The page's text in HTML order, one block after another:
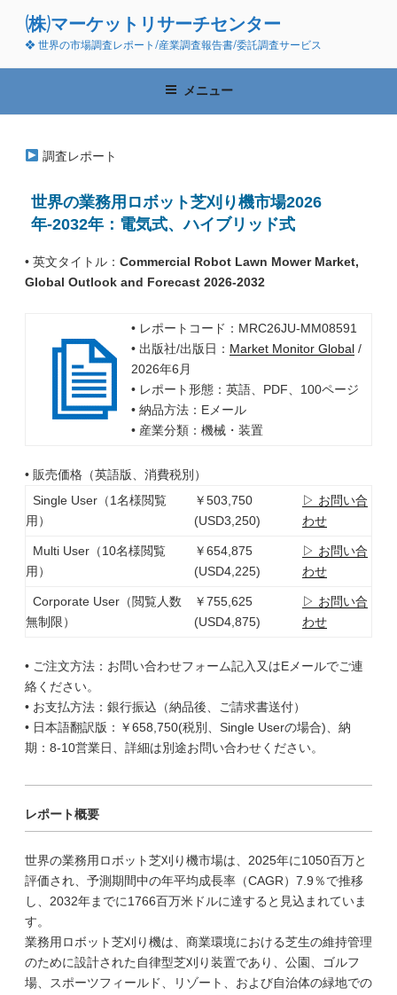
ン
(株)マーケットリサーチセンター
❖ 世界の市場調査レポート/産業調査報告書/委託調査サービス
メニュー
調査レポート
世界の業務用ロボット芝刈り機市場2026
年-2032年：電気式、ハイブリッド式
• 英文タイトル： Commercial Robot Lawn Mower Market,
Global Outlook and Forecast 2026-2032
• レポートコード：MRC26JU-MM08591
• 出版社/出版日： Market Monitor Global/
2026年6月
• レポート形態：英語、PDF、100ページ
• 納品方法：Eメール
• 産業分類：機械・装置
• 販売価格（英語版、消費税別）
Single User（1名様閲覧
用）
￥503,750
(USD3,250)
▷ お問い合
わせ
Multi User（10名様閲覧
用）
￥654,875
(USD4,225)
▷ お問い合
わせ
Corporate User（閲覧人数
無制限）
￥755,625
(USD4,875)
▷ お問い合
わせ
• ご注文方法：お問い合わせフォーム記入又はEメールでご連
絡ください。
• お支払方法：銀行振込（納品後、ご請求書送付）
• 日本語翻訳版：￥658,750(税別、Single Userの場合)、納
期：8-10営業日、詳細は別途お問い合わせください。
レポート概要
世界の業務用ロボット芝刈り機市場は、2025年に1050百万と
評価され、予測期間中の年平均成長率（CAGR）7.9％で推移
し、2032年までに1766百万米ドルに達すると見込まれていま
す。
業務用ロボット芝刈り機は、商業環境における芝生の維持管理
のために設計された自律型芝刈り装置であり、公園、ゴルフ
場、スポーツフィールド、リゾート、および自治体の緑地での